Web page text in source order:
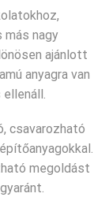
nagy
ajánlott
anyagra van
csavarozható
megoldást